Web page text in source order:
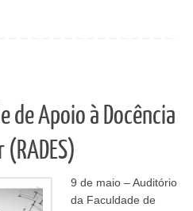
de Apoio à Docência
9 de maio – Auditório
da Faculdade de